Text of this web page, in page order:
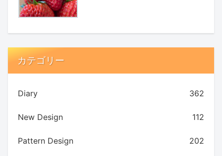
カテゴリー
Diary 362
New Design 112
Pattern Design 202